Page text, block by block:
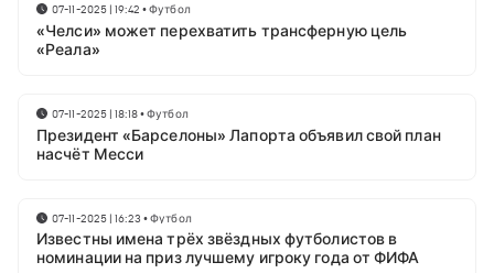
07-11-2025 | 19:42 •Футбол
«Челси» может перехватить трансферную цель
«Реала»
07-11-2025 | 18:18•Футбол
Президент «Барселоны» Лапорта объявил свой план
насчёт Месси
07-11-2025 | 16:23 •Футбол
Известны имена трёх звёздных футболистов в
номинации на приз лучшему игроку года от ФИФА